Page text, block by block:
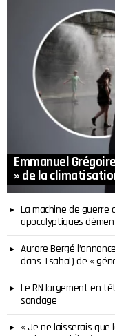
Emmanuel
» de la
La machine de
apocalyptiques
Aurore Bergé
dans Tsahal) de «
Le RN largement en
sondage
« Je ne laisserais que